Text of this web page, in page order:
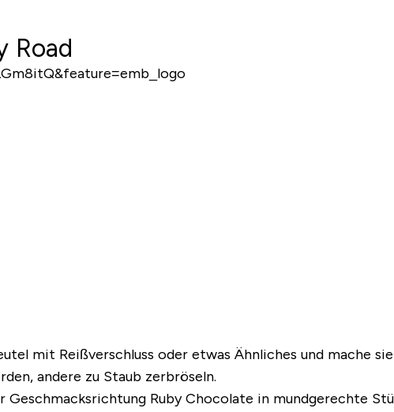
Road
mit Reißverschluss oder etwas Ähnliches und mache
andere zu Staub zerbröseln.
Geschmacksrichtung Ruby Chocolate in mundgerechte